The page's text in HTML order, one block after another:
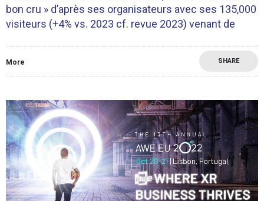
bon cru » d’après ses organisateurs avec ses 135,000
visiteurs (+4% vs. 2023 cf. revue 2023) venant de
More SHARE